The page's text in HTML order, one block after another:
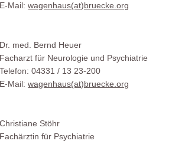
E-Mail:wagenhaus(at)bruecke.org
Dr. med. Bernd Heuer
Facharzt für Neurologie und Psychiatrie
Telefon: 04331 / 13 23-200
E-Mail:wagenhaus(at)bruecke.org
Christiane Stöhr
Fachärztin für Psychiatrie